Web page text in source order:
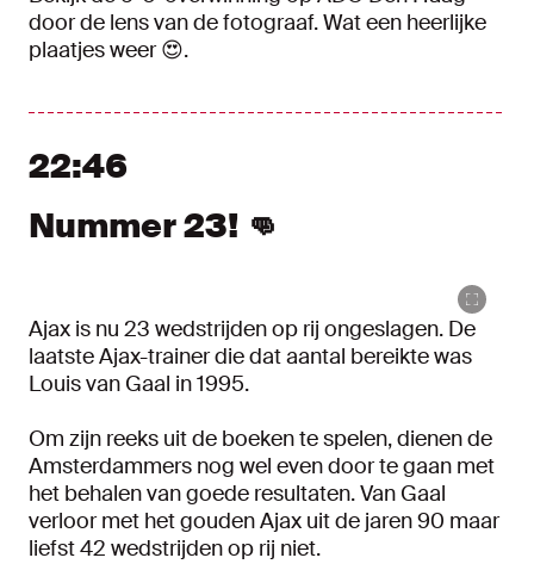
door de lens van de fotograaf. Wat een heerlijke
plaatjes weer 😍.
22:46
Nummer 23! 👊
Ajax is nu 23 wedstrijden op rij ongeslagen. De
laatste Ajax-trainer die dat aantal bereikte was
Louis van Gaal in 1995.
Om zijn reeks uit de boeken te spelen, dienen de
Amsterdammers nog wel even door te gaan met
het behalen van goede resultaten. Van Gaal
verloor met het gouden Ajax uit de jaren 90 maar
liefst 42 wedstrijden op rij niet.